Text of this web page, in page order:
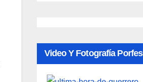
Video Y Fotografía